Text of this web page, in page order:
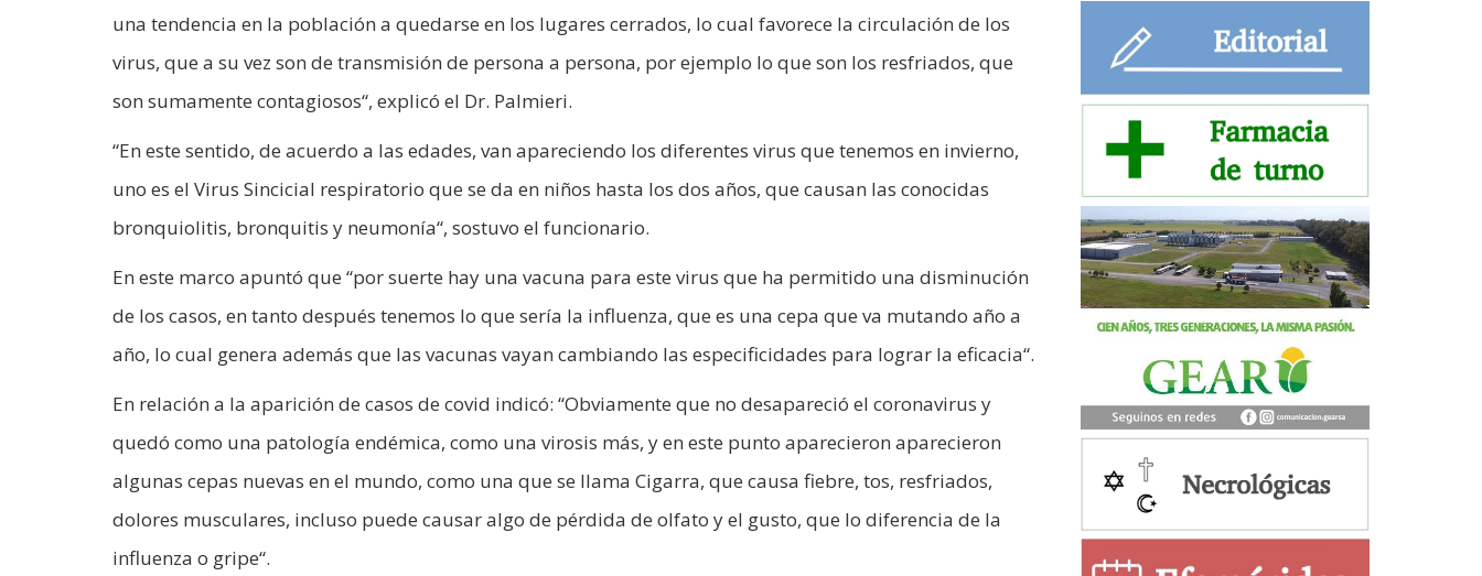
una tendencia en la población a quedarse en los lugares cerrados, lo cual favorece la circulación de los
virus, que a su vez son de transmisión de persona a persona, por ejemplo lo que son los resfriados, que
son sumamente contagiosos“, explicó el Dr. Palmieri.
“En este sentido, de acuerdo a las edades, van apareciendo los diferentes virus que tenemos en invierno,
uno es el Virus Sincicial respiratorio que se da en niños hasta los dos años, que causan las conocidas
bronquiolitis, bronquitis y neumonía“, sostuvo el funcionario.
En este marco apuntó que “por suerte hay una vacuna para este virus que ha permitido una disminución
de los casos, en tanto después tenemos lo que sería la influenza, que es una cepa que va mutando año a
año, lo cual genera además que las vacunas vayan cambiando las especificidades para lograr la eficacia“.
En relación a la aparición de casos de covid indicó: “Obviamente que no desapareció el coronavirus y
quedó como una patología endémica, como una virosis más, y en este punto aparecieron aparecieron
algunas cepas nuevas en el mundo, como una que se llama Cigarra, que causa fiebre, tos, resfriados,
dolores musculares, incluso puede causar algo de pérdida de olfato y el gusto, que lo diferencia de la
influenza o gripe“.